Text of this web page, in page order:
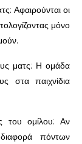
Αφαιρούνται οι
μόνο
ματς: Η ομάδα
στα παιχνίδια
του ομίλου: Αν
διαφορά πόντων